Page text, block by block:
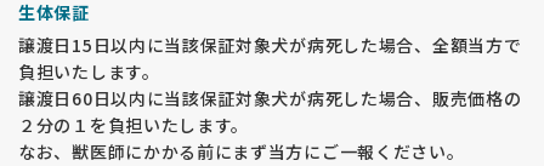
生体保証
譲渡日15日以内に当該保証対象犬が病死した場合、全額当方で
負担いたします。
譲渡日60日以内に当該保証対象犬が病死した場合、販売価格の
２分の１を負担いたします。
なお、獣医師にかかる前にまず当方にご一報ください。